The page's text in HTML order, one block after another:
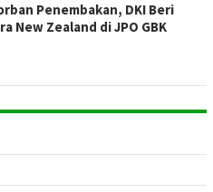
Penembakan, DKI Beri
New Zealand di JPO GBK